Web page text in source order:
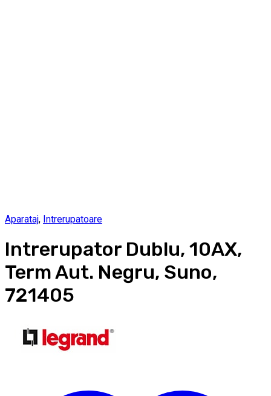
Aparataj, Intrerupatoare
Intrerupator Dublu, 10AX,
Term Aut. Negru, Suno,
721405